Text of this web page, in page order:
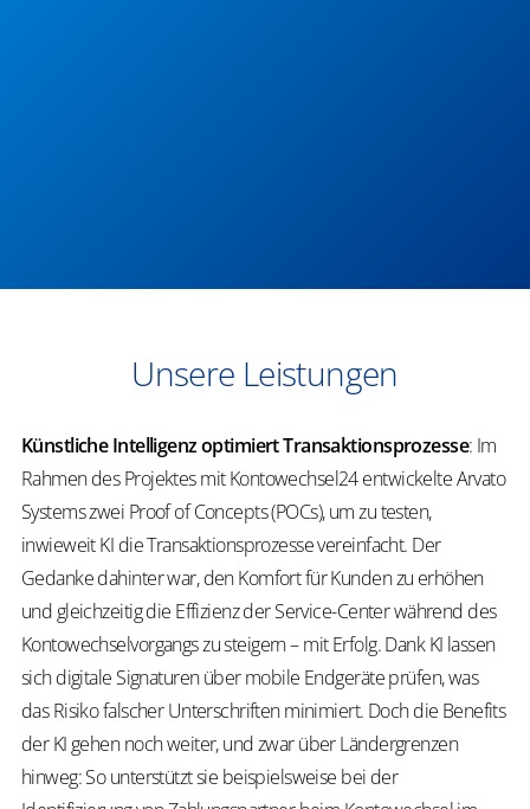
​​Unsere Leistungen
Künstliche Intelligenz optimiert Transaktionsprozesse​: Im
Rahmen des Projektes mit Kontowechsel24 entwickelte Arvato
Systems zwei Proofof Concepts(POCs), um zu testen,
inwieweit KI die Transaktionsprozesse vereinfacht. Der
Gedanke dahinter war, den Komfort für Kunden zu erhöhen
und gleichzeitig die Effizienz der Service-Center während des
Kontowechselvorgangs zu steigern – mit Erfolg. Dank KI lassen
sich digitale Signaturen über mobile Endgeräte prüfen, was
das Risiko falscher Unterschriften minimiert. Doch die Benefits
der KI gehen noch weiter, und zwar über Ländergrenzen
hinweg: So unterstützt sie beispielsweise bei der